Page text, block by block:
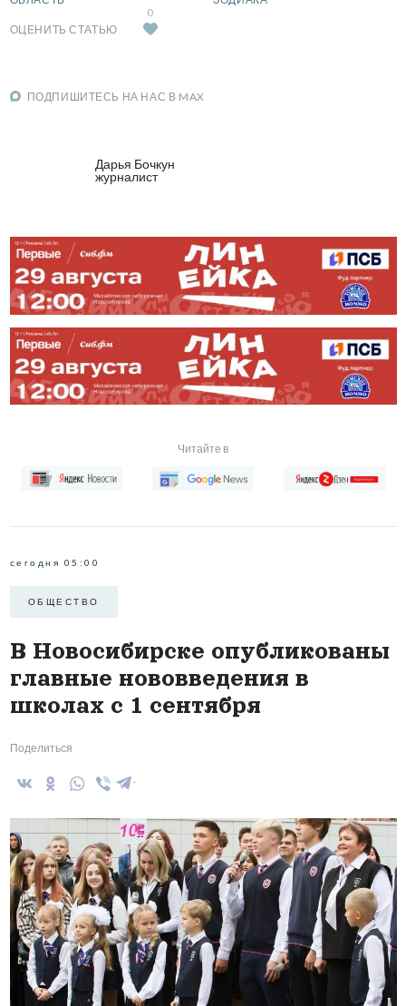
ОЦЕНИТЬ СТАТЬЮ
0
ПОДПИШИТЕСЬ НА НАС В MAX
Дарья Бочкун
журналист
Читайте в
сегодня 05:00
ОБЩЕСТВО
В Новосибирске опубликованы
главные нововведения в
школах с 1 сентября
Поделиться